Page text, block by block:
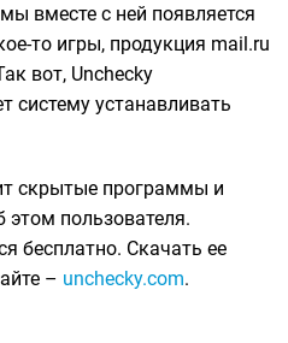
вместе с ней появляется
то игры, продукция mail.ru
вот, Unchecky
систему устанавливать
скрытые программы и
этом пользователя.
бесплатно. Скачать ее
– unchecky.com.